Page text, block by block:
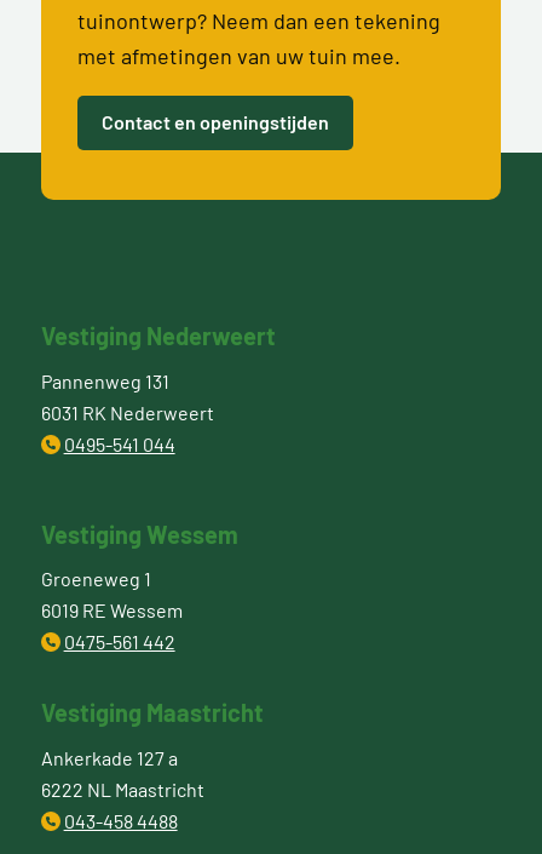
tuinontwerp? Neem dan een tekening
met afmetingen van uw tuin mee.
Contact en openingstijden
Vestiging Nederweert
Pannenweg 131
6031 RK Nederweert
0495-541 044
Vestiging Wessem
Groeneweg 1
6019 RE Wessem
0475-561 442
Vestiging Maastricht
Ankerkade 127 a
6222 NL Maastricht
043-458 4488